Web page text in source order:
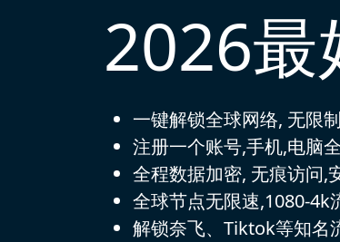
2026最
一键解锁全球网络, 无限
注册一个账号,手机,电脑
全程数据加密, 无痕访问,
全球节点无限速,1080-4k
解锁奈飞、Tiktok等知名